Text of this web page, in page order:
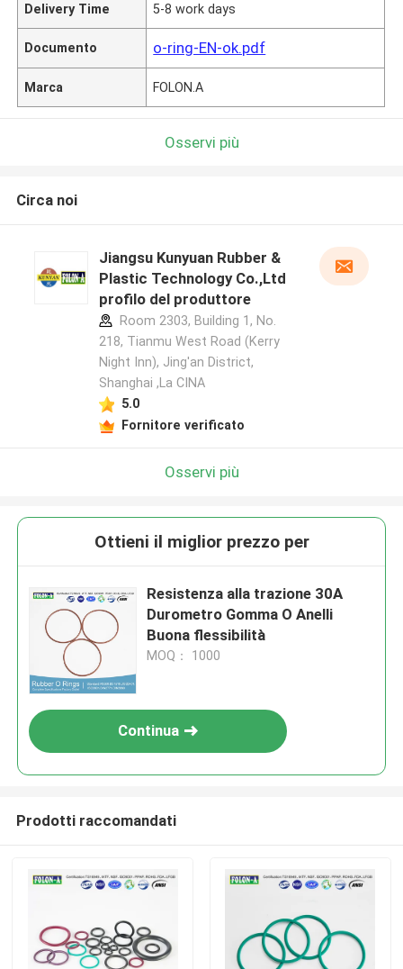
Delivery Time 5-8 work days
Documento o-ring-EN-ok.pdf
Marca FOLON.A
Osservi più
Circa noi
Jiangsu Kunyuan Rubber &
Plastic Technology Co.,Ltd
profilo del produttore
Room 2303, Building 1, No.
218, Tianmu West Road (Kerry
Night Inn), Jing'an District,
Shanghai ,La CINA
5.0
Fornitore verificato
Osservi più
Ottieni il miglior prezzo per
Resistenza alla trazione 30A
Durometro Gomma O Anelli
Buona flessibilità
MOQ： 1000
Continua
Prodotti raccomandati